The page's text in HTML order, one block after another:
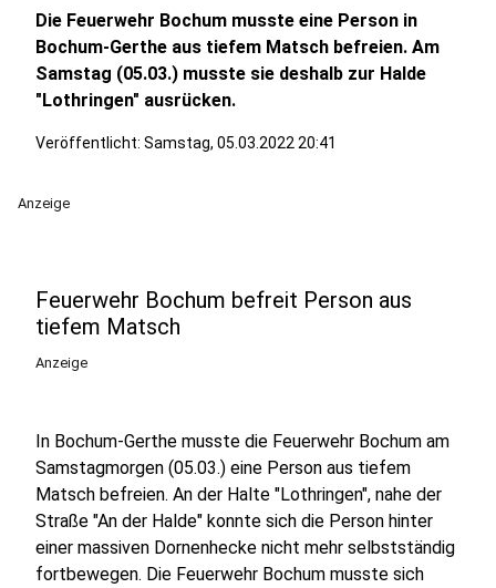
Die Feuerwehr Bochum musste eine Person in
Bochum-Gerthe aus tiefem Matsch befreien. Am
Samstag (05.03.) musste sie deshalb zur Halde
"Lothringen" ausrücken.
Veröffentlicht: Samstag, 05.03.2022 20:41
Anzeige
Feuerwehr Bochum befreit Person aus
tiefem Matsch
Anzeige
In Bochum-Gerthe musste die Feuerwehr Bochum am
Samstagmorgen (05.03.) eine Person aus tiefem
Matsch befreien. An der Halte "Lothringen", nahe der
Straße "An der Halde" konnte sich die Person hinter
einer massiven Dornenhecke nicht mehr selbstständig
fortbewegen. Die Feuerwehr Bochum musste sich